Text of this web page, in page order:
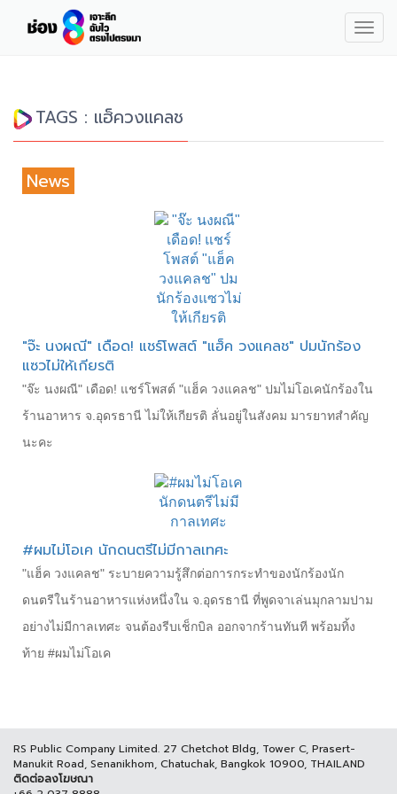
TAGS : แฮ็ควงแคลช
News
"จ๊ะ นงผณี" เดือด! แชร์โพสต์ "แฮ็ค วงแคลช" ปมนักร้อง
แซวไม่ให้เกียรติ
"จ๊ะ นงผณี" เดือด! แชร์โพสต์ "แฮ็ค วงแคลช" ปมไม่โอเคนักร้องใน
ร้านอาหาร จ.อุดรธานี ไม่ให้เกียรติ ลั่นอยู่ในสังคม มารยาทสำคัญ
นะคะ
#ผมไม่โอเค นักดนตรีไม่มีกาลเทศะ
"แฮ็ค วงแคลช" ระบายความรู้สึกต่อการกระทำของนักร้องนัก
ดนตรีในร้านอาหารแห่งหนึ่งใน จ.อุดรธานี ที่พูดจาเล่นมุกลามปาม
อย่างไม่มีกาลเทศะ จนต้องรีบเช็กบิล ออกจากร้านทันที พร้อมทิ้ง
ท้าย #ผมไม่โอเค
RS Public Company Limited. 27 Chetchot Bldg, Tower C, Prasert-
Manukit Road, Senanikhom, Chatuchak, Bangkok 10900, THAILAND
ติดต่อลงโฆษณา